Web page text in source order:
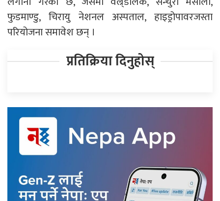
फुडमाण्डु, चिरायु नेशनल अस्पताल, हाइड्रोपावरजस्ता
परियोजना समावेश छन् ।
प्रतिक्रिया दिनुहोस्